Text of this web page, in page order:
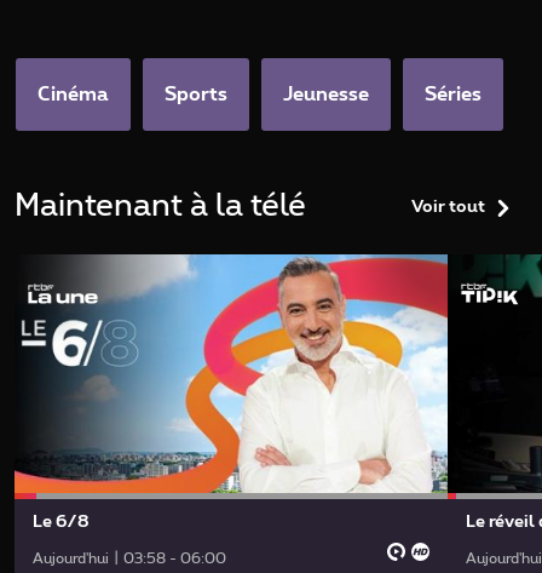
categories.home.title
Cinéma Sports Jeunesse Séries
Maintenant à la télé Voir tout
Le 6/8
Aujourd'hui | 03:58 - 06:00
Le réveil